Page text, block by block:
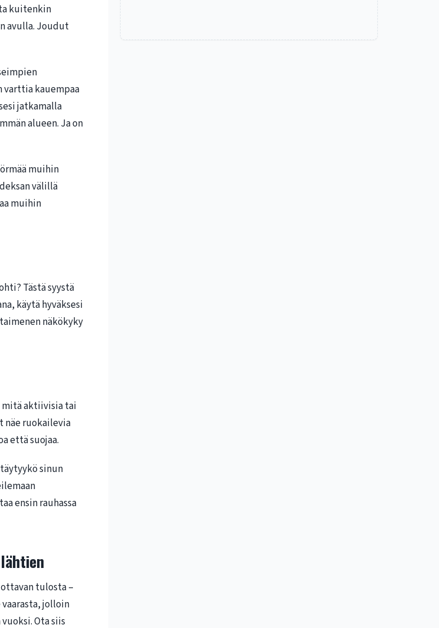
kuitenkin
avulla. Joudut
varttia kauempaa
jatkamalla
alueen. Ja on
muihin
välillä
muihin
Tästä syystä
käytä hyväksesi
näkökyky
mitä aktiivisia tai
näe ruokailevia
että suojaa.
sinun
ensin rauhassa
tulosta –
jolloin
Ota siis